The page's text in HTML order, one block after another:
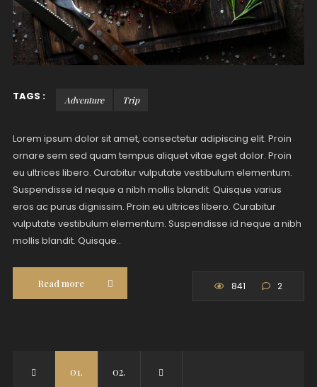
TAGS : Adventure Trip
Lorem ipsum dolor sit amet, consectetur adipiscing elit. Proin
ornare sem sed quam tempus aliquet vitae eget dolor. Proin
eu ultrices libero. Curabitur vulputate vestibulum elementum.
Suspendisse id neque a nibh mollis blandit. Quisque varius
eros ac purus dignissim. Proin eu ultrices libero. Curabitur
vulputate vestibulum elementum. Suspendisse id neque a nibh
mollis blandit. Quisque..
Read more 841 2
01. 02.